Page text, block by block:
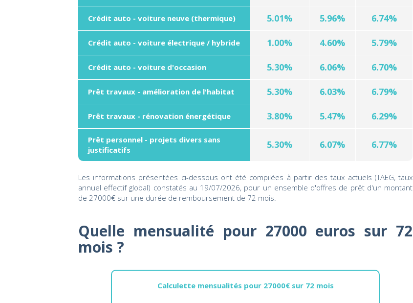
Crédit auto - voiture neuve (thermique) 5.01% 5.96% 6.74%
Crédit auto - voiture électrique / hybride 1.00% 4.60% 5.79%
Crédit auto - voiture d'occasion 5.30% 6.06% 6.70%
Prêt travaux - amélioration de l'habitat 5.30% 6.03% 6.79%
Prêt travaux - rénovation énergétique 3.80% 5.47% 6.29%
Prêt personnel - projets divers sans
justificatifs
5.30% 6.07% 6.77%
Les informations présentées ci-dessous ont été compilées à partir des taux actuels (TAEG, taux
annuel effectif global) constatés au 19/07/2026, pour un ensemble d'offres de prêt d'un montant
de 27000€ sur une durée de remboursement de 72 mois.
Quelle mensualité pour 27000 euros sur 72
mois ?
Calculette mensualités pour 27000€ sur 72 mois